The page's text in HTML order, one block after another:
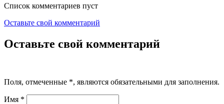
Список комментариев пуст
Оставьте свой комментарий
Оставьте свой комментарий
Поля, отмеченные *, являются обязательными для заполнения.
Имя *